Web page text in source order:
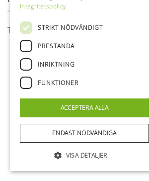
Telefon: 070-6316369 Mail: info@rojo.se
Köpvillkor &
Copyright 2026 ©Rojo - Hem och
Inställningar
Integritetspolicy
STRIKT NÖDVÄNDIGT
PRESTANDA
INRIKTNING
FUNKTIONER
ACCEPTERA ALLA
ENDAST NÖDVÄNDIGA
VISA DETALJER